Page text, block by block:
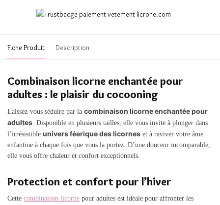
Fiche Produit Description
Combinaison licorne enchantée pour
adultes : le plaisir du cocooning
Laissez-vous séduire par la combinaison licorne enchantée pour
adultes. Disponible en plusieurs tailles, elle vous invite à plonger dans
l’irrésistible univers féerique des licornes et à raviver votre âme
enfantine à chaque fois que vous la portez. D’une douceur incomparable,
elle vous offre chaleur et confort exceptionnels.
Protection et confort pour l’hiver
Cette combinaison licorne pour adultes est idéale pour affronter les